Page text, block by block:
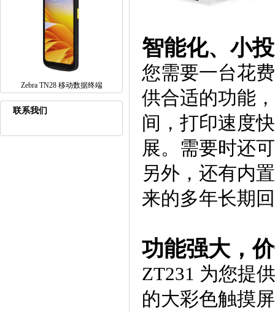
Zebra TN28 移动数据终端
联系我们
智能化、小
您需要一台花
供合适的功能
间，打印速度
展。需要时还
另外，还有内
来的多年长期
功能强大，
ZT231 为您提
的大彩色触摸